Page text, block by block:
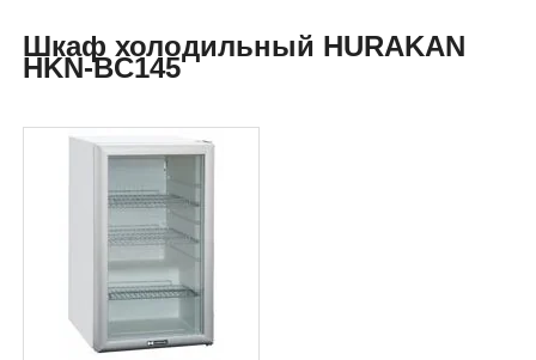
Шкаф холодильный HURAKAN
HKN-BC145